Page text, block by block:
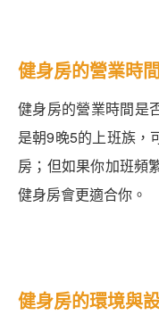
健身房的營業時
健身房的營業時間是
是朝9晚5的上班族，
房；但如果你加班頻
健身房會更適合你。
健身房的環境與